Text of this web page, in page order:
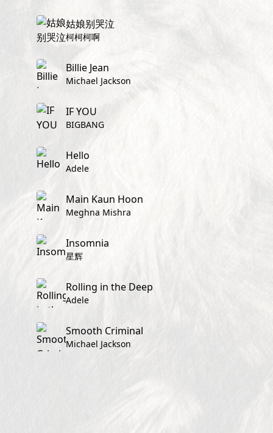
姑娘别哭泣
柯柯柯啊
Billie Jean
Michael Jackson
IF YOU
BIGBANG
Hello
Adele
Main Kaun Hoon
Meghna Mishra
Insomnia
星辉
Rolling in the Deep
Adele
Smooth Criminal
Michael Jackson